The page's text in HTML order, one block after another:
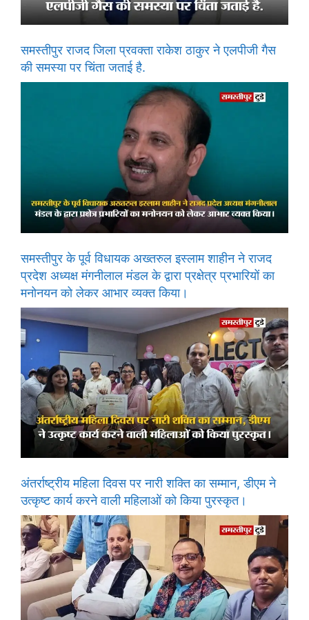
समस्तीपुर राजद जिला प्रवक्ता राकेश ठाकुर ने एलपीजी गैस
की समस्या पर चिंता जताई है.
समस्तीपुर के पूर्व विधायक अख्तरुल इस्लाम शाहीन ने राजद
प्रदेश अध्यक्ष मंगनीलाल मंडल के द्वारा प्रक्षेत्र प्रभारियों का
मनोनयन को लेकर आभार व्यक्त किया।
अंतर्राष्ट्रीय महिला दिवस पर नारी शक्ति का सम्मान, डीएम ने
उत्कृष्ट कार्य करने वाली महिलाओं को किया पुरस्कृत।